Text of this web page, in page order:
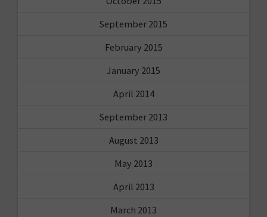
September 2015
February 2015
January 2015
April 2014
September 2013
August 2013
May 2013
April 2013
March 2013